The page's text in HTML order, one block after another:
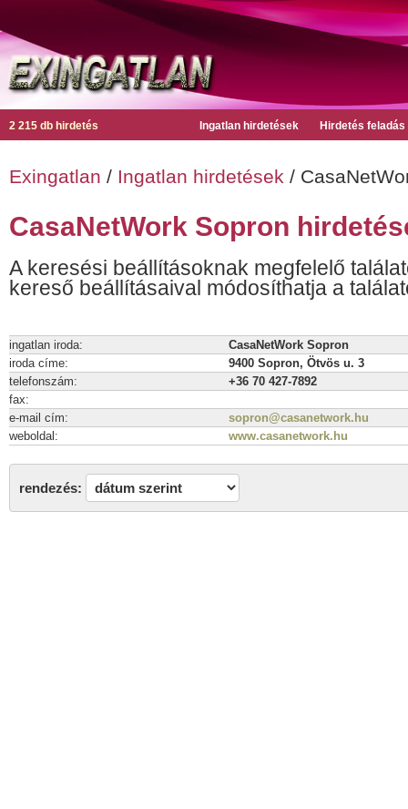
2 215 db hirdetés Ingatlan hirdetések Hirdetés feladás
Exingatlan / Ingatlan hirdetések /
CasaNetWork Sopron
A keresési beállításoknak megfelelő
kereső beállításaival módosíthatja a
ingatlan iroda:
CasaNetWork Sopron
iroda címe:
9400 Sopron, Ötvös u. 3
telefonszám:
+36 70 427-7892
fax:
e-mail cím:
sopron@casanetwork.hu
weboldal:
www.casanetwork.hu
rendezés: